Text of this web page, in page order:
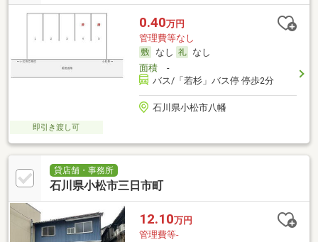
0.40万円
管理費等なし
なし
なし
面積-
バス/「若杉」バス停 停歩2分
石川県小松市八幡
即引き渡し可
貸店舗・事務所
石川県小松市三日市町
12.10万円
管理費等-